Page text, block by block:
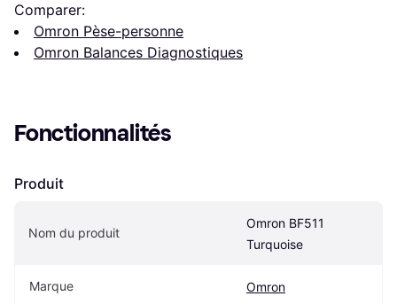
Comparer:
Omron Pèse-personne
Omron Balances Diagnostiques
Fonctionnalités
Produit
Nom du produit
Omron BF511
Turquoise
Marque Omron